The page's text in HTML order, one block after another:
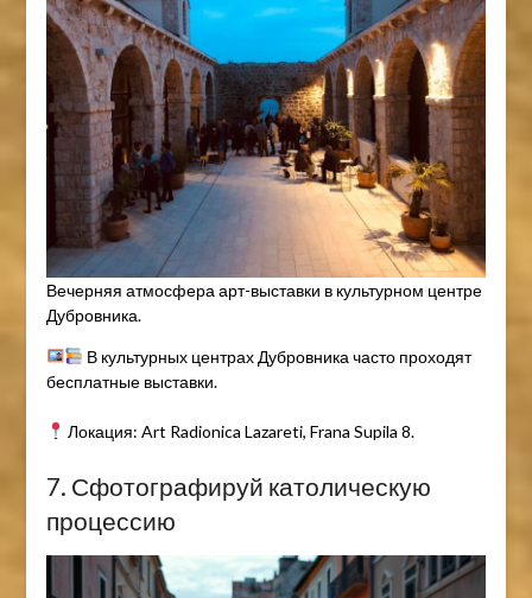
Вечерняя атмосфера арт-выставки в культурном центре
Дубровника.
В культурных центрах Дубровника часто проходят
бесплатные выставки.
Локация: Art Radionica Lazareti, Frana Supila 8.
7. Сфотографируй католическую
процессию